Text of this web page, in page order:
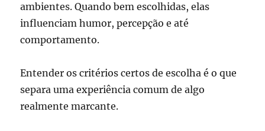
ambientes. Quando bem escolhidas, elas
influenciam humor, percepção e até
comportamento.
Entender os critérios certos de escolha é o que
separa uma experiência comum de algo
realmente marcante.